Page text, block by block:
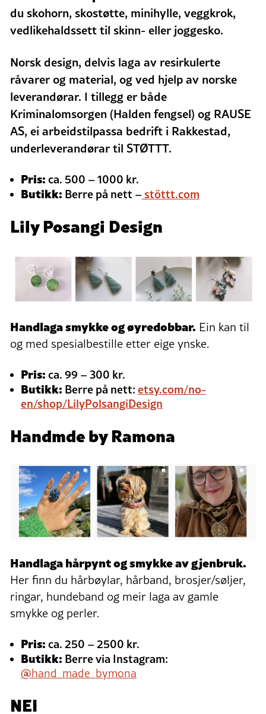
du skohorn, skostøtte, minihylle, veggkrok,
vedlikehaldssett til skinn- eller joggesko.
Norsk design, delvis laga av resirkulerte
råvarer og material, og ved hjelp av norske
leverandørar. I tillegg er både
Kriminalomsorgen (Halden fengsel) og RAUSE
AS, ei arbeidstilpassa bedrift i Rakkestad,
underleverandørar til STØTTT.
Pris:ca. 500 – 1000 kr.
Butikk: Berre på nett –stöttt.com
Lily Posangi Design
Handlaga smykke og øyredobbar. Ein kan til
og med spesialbestille etter eige ynske.
Pris:ca. 99 – 300 kr.
Butikk: Berre på nett:etsy.com/no-
en/shop/LilyPolsangiDesign
Handmde by Ramona
Handlaga hårpynt og smykke av gjenbruk.
Her finn du hårbøylar, hårband, brosjer/søljer,
ringar, hundeband og meir laga av gamle
smykke og perler.
Pris:ca. 250 – 2500 kr.
Butikk: Berre via Instagram:
@hand_made_bymona
NEI